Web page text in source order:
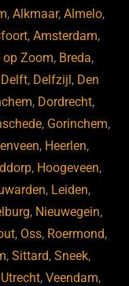
,Alkmaar,Almelo,
,Amsterdam,
op Zoom, Breda,
Delft, Delfzijl , Den
, Dordrecht,
, Gorinchem,
, Heerlen,
, Hoogeveen,
, Leiden,
, Nieuwegein,
, Oss, Roermond,
, Sittard, Sneek,
Utrecht,Veendam,